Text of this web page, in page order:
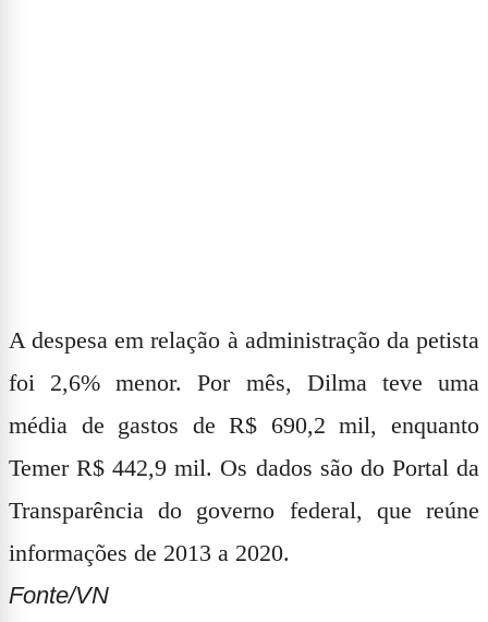
A despesa em relação à administração da petista
foi 2,6% menor. Por mês, Dilma teve uma
média de gastos de R$ 690,2 mil, enquanto
Temer R$ 442,9 mil. Os dados são do Portal da
Transparência do governo federal, que reúne
informações de 2013 a 2020.
Fonte/VN